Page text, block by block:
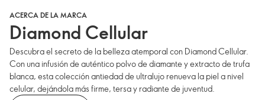
ACERCA DE LA MARCA
Diamond Cellular
Descubra el secreto de la belleza atemporal con Diamond Cellular.
Con una infusión de auténtico polvo de diamante y extracto de trufa
blanca, esta colección antiedad de ultralujo renueva la piel a nivel
celular, dejándola más firme, tersa y radiante de juventud.